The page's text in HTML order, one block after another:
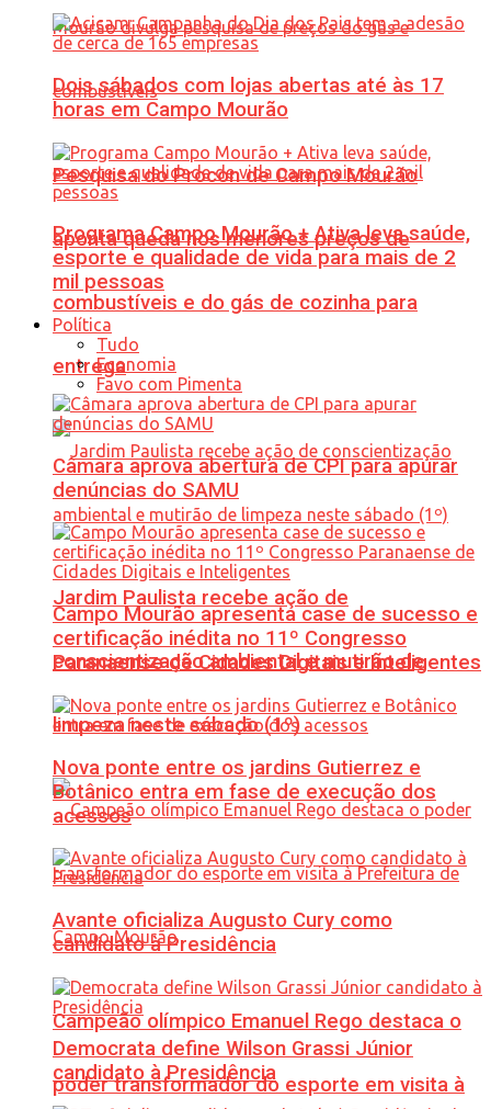
Pesquisa do Procon de Campo Mourão
aponta queda nos menores preços de
combustíveis e do gás de cozinha para
entrega
Jardim Paulista recebe ação de
conscientização ambiental e mutirão de
limpeza neste sábado (1º)
Campeão olímpico Emanuel Rego destaca o
poder transformador do esporte em visita à
Dois sábados com lojas abertas até às 17
horas em Campo Mourão
Programa Campo Mourão + Ativa leva saúde,
esporte e qualidade de vida para mais de 2
mil pessoas
Política
Tudo
Economia
Favo com Pimenta
Câmara aprova abertura de CPI para apurar
denúncias do SAMU
Campo Mourão apresenta case de sucesso e
certificação inédita no 11º Congresso
Paranaense de Cidades Digitais e Inteligentes
Nova ponte entre os jardins Gutierrez e
Botânico entra em fase de execução dos
acessos
Avante oficializa Augusto Cury como
candidato à Presidência
Democrata define Wilson Grassi Júnior
candidato à Presidência